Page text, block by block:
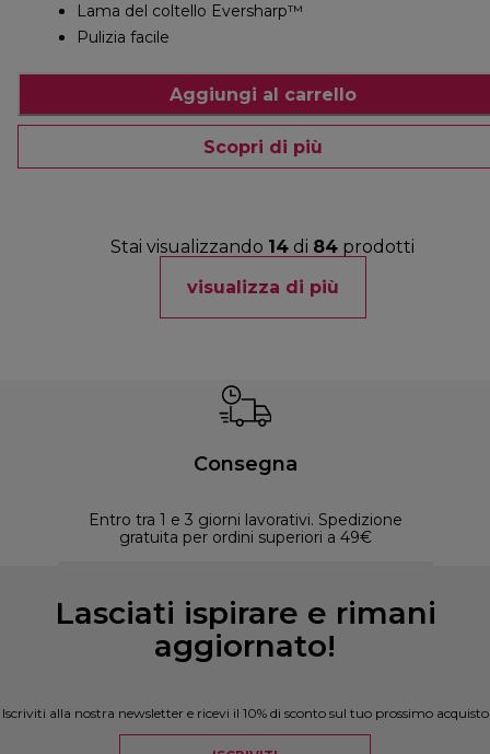
Lama del coltello Eversharp™
Pulizia facile
Aggiungi al carrello
Scopri di più
Stai visualizzando 14 di 84 prodotti
visualizza di più
Consegna
Entro tra 1 e 3 giorni lavorativi. Spedizione
gratuita per ordini superiori a 49€
Lasciati ispirare e rimani
aggiornato!
Iscriviti alla nostra newsletter e ricevi il 10% di sconto sul tuo prossimo acquisto